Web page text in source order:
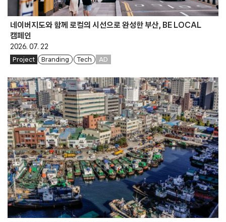
네이버지도와 함께 로컬의 시선으로 완성한 부산, BE LOCAL
캠페인
2026. 07. 22
Project Branding Tech AD